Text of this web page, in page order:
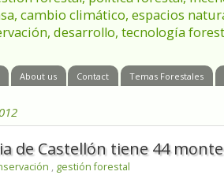
cambio climático, espacios
desarrollo, tecnología
About us Contact Temas Forestales
de Castellón tiene 44
, gestión forestal